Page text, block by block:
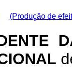
(Produção de